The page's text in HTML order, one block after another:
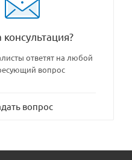
ответят на любой
вопрос
вопрос